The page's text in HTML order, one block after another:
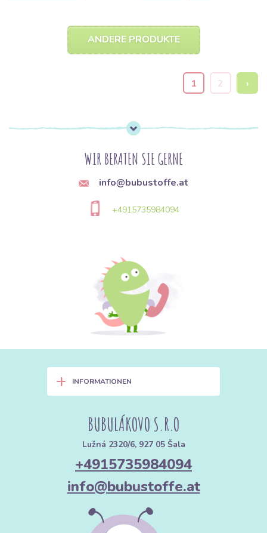
ANDERE PRODUKTE
1 2 ›
WIR BERATEN SIE GERNE
info@bubustoffe.at
+4915735984094
+ INFORMATIONEN
BUBULÁKOVO S.R.O
Lužná 2320/6, 927 05 Šala
+4915735984094
info@bubustoffe.at